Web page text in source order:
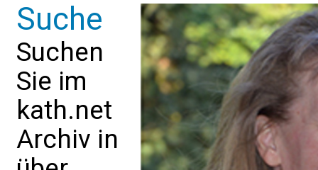
Suche
Suchen
Sie im
kath.net
Archiv in